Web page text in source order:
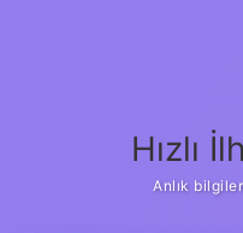
Hızlı
Anlık